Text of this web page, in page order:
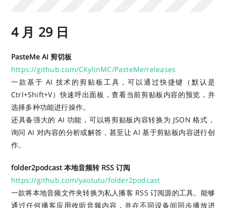
4 月 29 日
PasteMe AI 剪切板
https://github.com/CKylinMC/PasteMe/releases
一款基于 AI 技术的剪贴板工具，可以通过快捷键（默认是
Ctrl+Shift+V）快速呼出面板，查看当前剪贴板内容的预览，并
选择多种功能进行操作。
还具备强大的 AI 功能，可以将剪贴板内容转换为 JSON 格式，
询问 AI 对内容的分析或解答，甚至让 AI 基于剪贴板内容进行创
作。
folder2podcast 本地音频转 RSS 订阅
https://github.com/yaotutu/folder2podcast
一款将本地音频文件夹转换为私人播客 RSS 订阅源的工具。能够
通过任何播客应用收听音频内容，并在不同设备间同步播放进